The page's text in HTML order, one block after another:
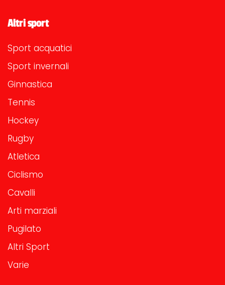
Altri sport
Sport acquatici
Sport invernali
Ginnastica
Tennis
Hockey
Rugby
Atletica
Ciclismo
Cavalli
Arti marziali
Pugilato
Altri Sport
Varie